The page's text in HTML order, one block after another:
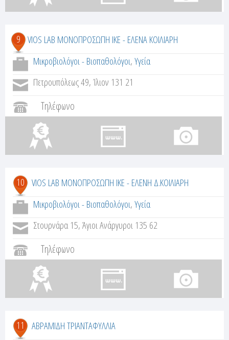
9 VIOS LAB ΜΟΝΟΠΡΟΣΩΠΗ ΙΚΕ - ΕΛΕΝΑ ΚΟΙΛΙΑΡΗ
Μικροβιολόγοι - Βιοπαθολόγοι,Υγεία
Πετρουπόλεως 49, Ίλιον 131 21
Τηλέφωνο
10 VIOS LAB ΜΟΝΟΠΡΟΣΩΠΗ ΙΚΕ - ΕΛΕΝΗ Δ.ΚΟΙΛΙΑΡΗ
Μικροβιολόγοι - Βιοπαθολόγοι,Υγεία
Στουρνάρα 15, Άγιοι Ανάργυροι 135 62
Τηλέφωνο
11
ΑΒΡΑΜΙΔΗ ΤΡΙΑΝΤΑΦΥΛΛΙΑ